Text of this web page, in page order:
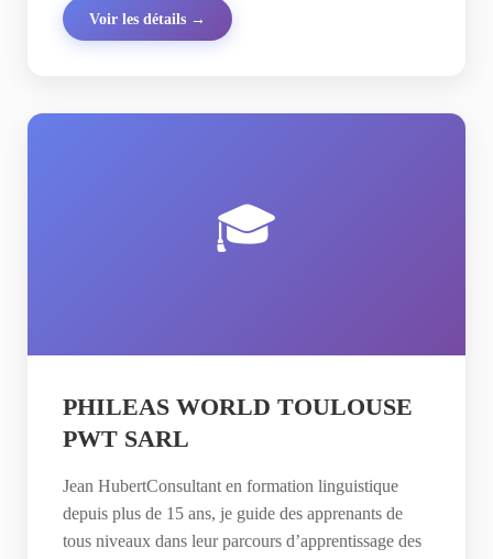
Voir les détails →
🎓
PHILEAS WORLD TOULOUSE
PWT SARL
Jean HubertConsultant en formation linguistique
depuis plus de 15 ans, je guide des apprenants de
tous niveaux dans leur parcours d’apprentissage des